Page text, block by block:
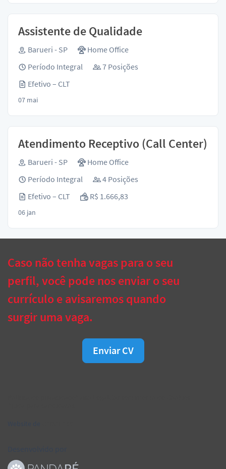
Assistente de Qualidade
Barueri - SP
Home Office
Período Integral
7 Posições
Efetivo – CLT
07 mai
Atendimento Receptivo (Call Center)
Barueri - SP
Home Office
Período Integral
4 Posições
Efetivo – CLT
R$ 1.666,83
06 jan
Caso não tenha vagas para o seu
perfil, você pode nos enviar o seu
currículo e avisaremos quando
surgir uma vaga.
Enviar CV